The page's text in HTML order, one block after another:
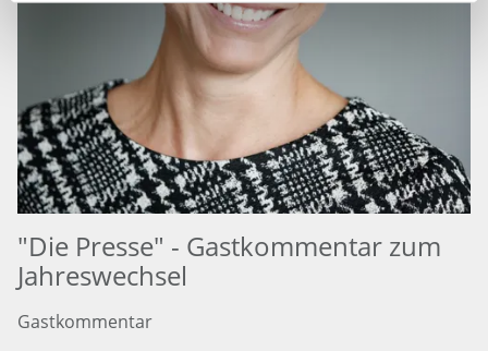
"Die Presse" - Gastkommentar zum
Jahreswechsel
Gastkommentar